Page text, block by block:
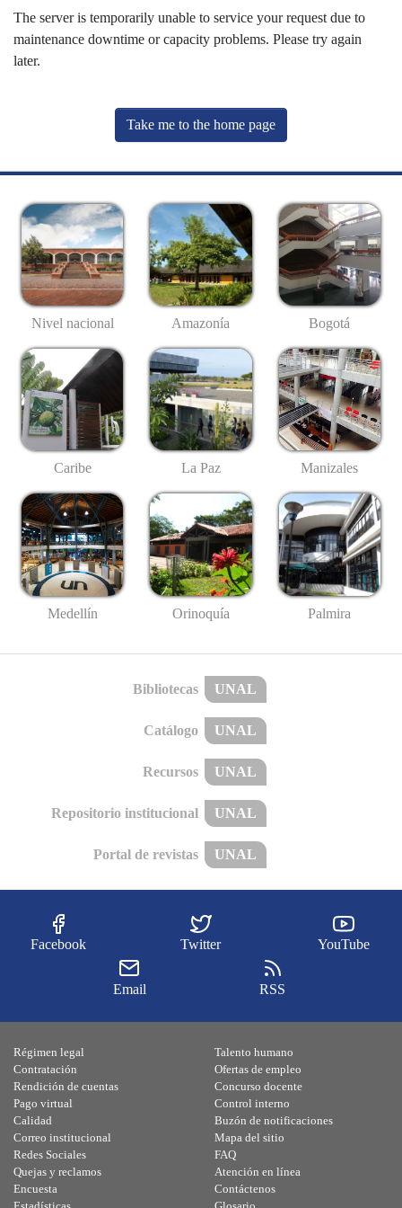
The server is temporarily unable to service your request due to
maintenance downtime or capacity problems. Please try again
later.
Take me to the home page
Nivel nacional Amazonía Bogotá
Caribe La Paz Manizales
Medellín Orinoquía Palmira
Bibliotecas UNAL
Catálogo UNAL
Recursos UNAL
Repositorio institucional UNAL
Portal de revistas UNAL
Facebook Twitter YouTube
Email RSS
Régimen legal
Contratación
Rendición de cuentas
Pago virtual
Calidad
Talento humano
Ofertas de empleo
Concurso docente
Control interno
Buzón de notificaciones
Correo institucional
Redes Sociales
Quejas y reclamos
Encuesta
Mapa del sitio
FAQ
Atención en línea
Contáctenos